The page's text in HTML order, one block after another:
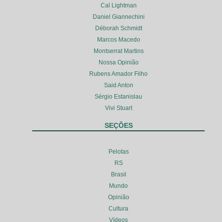
Cal Lightman
Daniel Giannechini
Déborah Schmidt
Marcos Macedo
Montserrat Martins
Nossa Opinião
Rubens Amador Filho
Said Anton
Sérgio Estanislau
Vivi Stuart
SEÇÕES
Pelotas
RS
Brasil
Mundo
Opinião
Cultura
Vídeos